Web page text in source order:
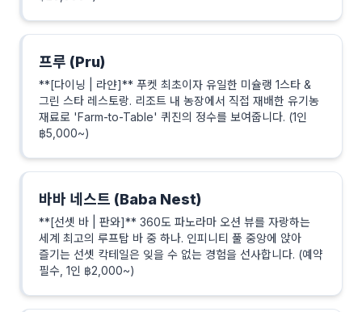
프루 (Pru)
**[다이닝 | 라얀]** 푸켓 최초이자 유일한 미슐랭 1스타 &
그린 스타 레스토랑. 리조트 내 농장에서 직접 재배한 유기농
재료로 'Farm-to-Table' 퀴진의 정수를 보여줍니다. (1인
฿5,000~)
바바 네스트 (Baba Nest)
**[선셋 바 | 판와]** 360도 파노라마 오션 뷰를 자랑하는
세계 최고의 루프탑 바 중 하나. 인피니티 풀 중앙에 앉아
즐기는 선셋 칵테일은 잊을 수 없는 경험을 선사합니다. (예약
필수, 1인 ฿2,000~)